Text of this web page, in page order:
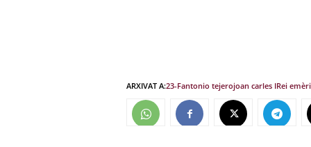
ARXIVAT A:23-Fantonio tejerojoan carles IRei